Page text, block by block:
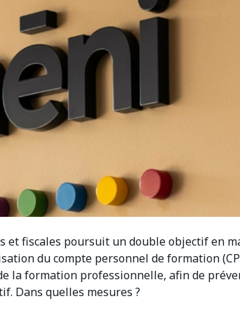
et fiscales poursuit un double objectif en
du compte personnel de formation
la formation professionnelle, afin de
Dans quelles mesures ?